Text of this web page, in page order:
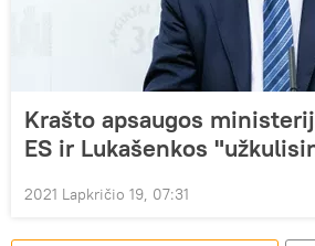
Krašto apsaugos
ES ir Lukašenkos
2021 Lapkričio 19, 07:31